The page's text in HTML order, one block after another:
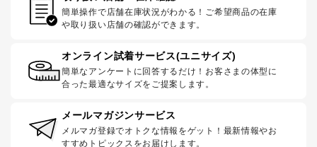
簡単操作で店舗在庫状況がわかる！ご希望商品の在庫
や取り扱い店舗の確認ができます。
オンライン試着サービス(ユニサイズ)
簡単なアンケートに回答するだけ！お客さまの体型に
合った最適なサイズをご提案します。
メールマガジンサービス
メルマガ登録でオトクな情報をゲット！最新情報やお
すすめトピックスをお届けします。